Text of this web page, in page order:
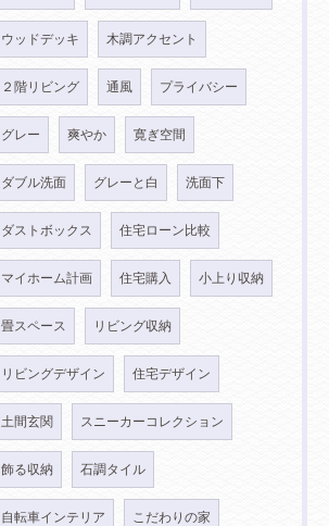
ウッドデッキ 木調アクセント
２階リビング 通風 プライバシー
グレー 爽やか 寛ぎ空間
ダブル洗面 グレーと白 洗面下
ダストボックス 住宅ローン比較
マイホーム計画 住宅購入 小上り収納
畳スペース リビング収納
リビングデザイン 住宅デザイン
土間玄関 スニーカーコレクション
飾る収納 石調タイル
自転車インテリア こだわりの家